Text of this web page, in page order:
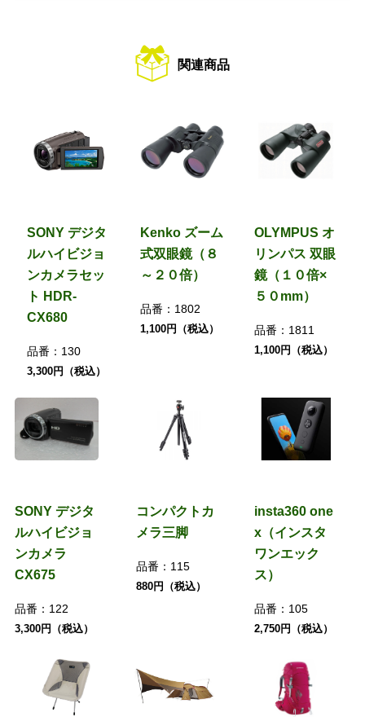
関連商品
SONY デジタ
ルハイビジョ
ンカメラセッ
ト HDR-
CX680
品番： 130
3,300円（税込）
Kenko ズーム
式双眼鏡（８
～２０倍）
品番： 1802
1,100円（税込）
OLYMPUS オ
リンパス 双眼
鏡（１０倍×
５０mm）
品番： 1811
1,100円（税込）
SONY デジタ
ルハイビジョ
ンカメラ
CX675
品番： 122
3,300円（税込）
コンパクトカ
メラ三脚
品番： 115
880円（税込）
insta360 one
x（インスタ
ワンエック
ス）
品番： 105
2,750円（税込）